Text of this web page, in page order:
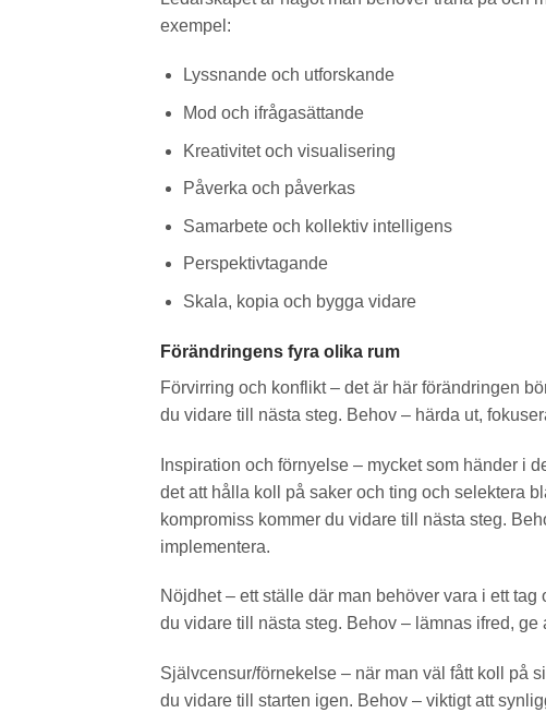
exempel:
Lyssnande och utforskande
Mod och ifrågasättande
Kreativitet och visualisering
Påverka och påverkas
Samarbete och kollektiv intelligens
Perspektivtagande
Skala, kopia och bygga vidare
Förändringens fyra olika rum
Förvirring och konflikt – det är här förändringen
du vidare till nästa steg. Behov – härda ut,
Inspiration och förnyelse – mycket som händer i
det att hålla koll på saker och ting och selektera
kompromiss kommer du vidare till nästa steg.
implementera.
Nöjdhet – ett ställe där man behöver vara i ett
du vidare till nästa steg. Behov – lämnas ifred,
Självcensur/förnekelse – när man väl fått koll på
du vidare till starten igen. Behov – viktigt att